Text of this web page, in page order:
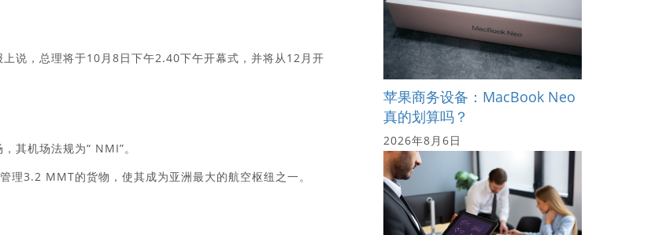
说，总理将于10月8日下午2.40下午开幕式，并将从12月开
其机场法规为“ NMI”。
3.2 MMT的货物，使其成为亚洲最大的航空枢纽之一。
苹果商务设备：MacBook Neo
真的划算吗？
2026年8月6日